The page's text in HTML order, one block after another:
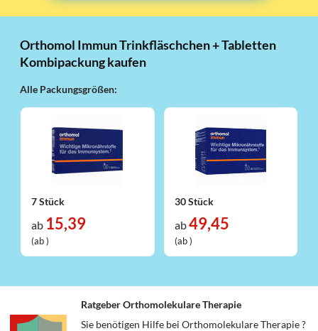
Orthomol Immun Trinkfläschchen + Tabletten
Kombipackung kaufen
Alle Packungsgrößen:
7 Stück
ab 15,39
(ab )
30 Stück
ab49,45
(ab )
Ratgeber Orthomolekulare Therapie
Sie benötigen Hilfe bei Orthomolekulare Therapie ?